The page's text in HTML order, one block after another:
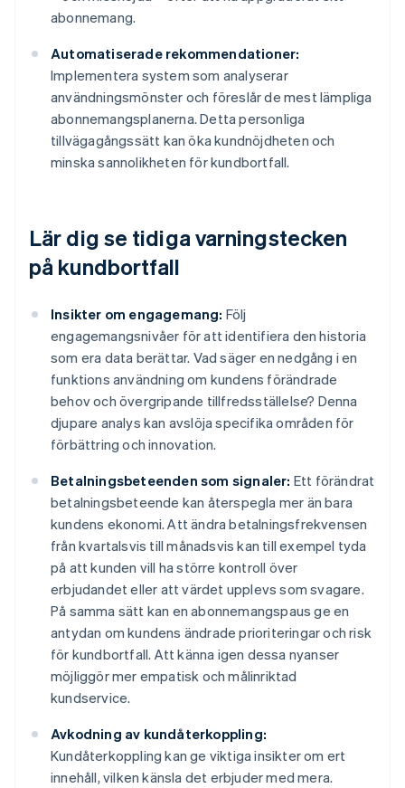
abonnemang.
Automatiserade rekommendationer:
Implementera system som analyserar
användningsmönster och föreslår de mest lämpliga
abonnemangsplanerna. Detta personliga
tillvägagångssätt kan öka kundnöjdheten och
minska sannolikheten för kundbortfall.
Lär dig se tidiga varningstecken
på kundbortfall
Insikter om engagemang: Följ
engagemangsnivåer för att identifiera den historia
som era data berättar. Vad säger en nedgång i en
funktions användning om kundens förändrade
behov och övergripande tillfredsställelse? Denna
djupare analys kan avslöja specifika områden för
förbättring och innovation.
Betalningsbeteenden som signaler: Ett förändrat
betalningsbeteende kan återspegla mer än bara
kundens ekonomi. Att ändra betalningsfrekvensen
från kvartalsvis till månadsvis kan till exempel tyda
på att kunden vill ha större kontroll över
erbjudandet eller att värdet upplevs som svagare.
På samma sätt kan en abonnemangspaus ge en
antydan om kundens ändrade prioriteringar och risk
för kundbortfall. Att känna igen dessa nyanser
möjliggör mer empatisk och målinriktad
kundservice.
Avkodning av kundåterkoppling:
Kundåterkoppling kan ge viktiga insikter om ert
innehåll, vilken känsla det erbjuder med mera.